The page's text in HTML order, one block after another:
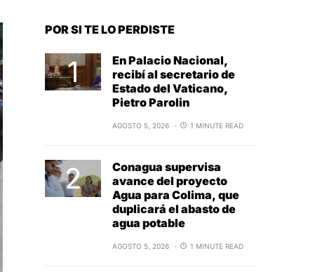
POR SI TE LO PERDISTE
En Palacio Nacional,
recibí al secretario de
Estado del Vaticano,
Pietro Parolin
AGOSTO 5, 2026 1 MINUTE READ
Conagua supervisa
avance del proyecto
Agua para Colima, que
duplicará el abasto de
agua potable
AGOSTO 5, 2026 1 MINUTE READ